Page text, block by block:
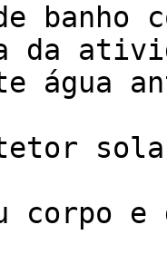
banho
da
água
corpo e